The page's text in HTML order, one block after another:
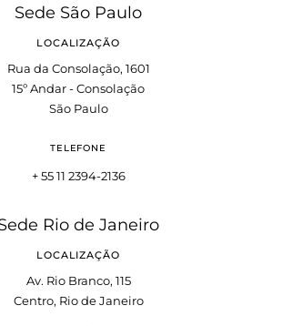
Sede São Paulo
LOCALIZAÇÃO
Rua da Consolação, 1601
15º Andar - Consolação
São Paulo
TELEFONE
+ 55 11 2394-2136
Rio de Janeiro
LOCALIZAÇÃO
Av. Rio Branco, 115
Centro, Rio de Janeiro